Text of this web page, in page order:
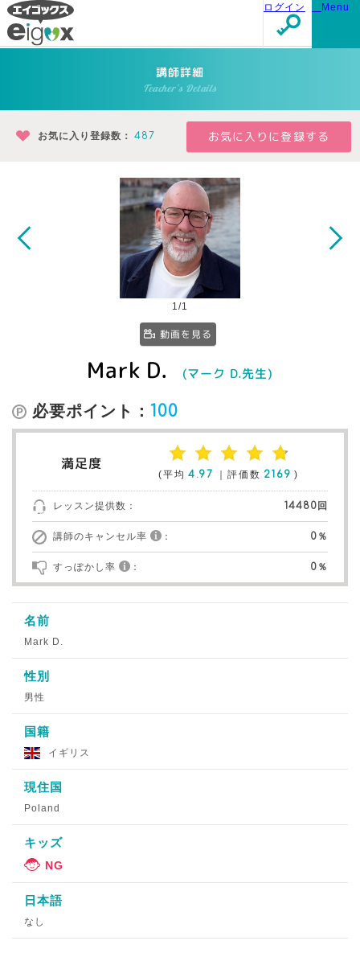
Menu
ログイン
講師詳細
Teacher's Details
1/1
動画を見る
Mark D. (マーク D.先生)
必要ポイント： 100
満足度
(平均 4.97 ｜評価数 2169 )
レッスン提供数： 14480回
講師のキャンセル率 ： 0％
すっぽかし率 ： 0％
お気に入り登録数：487
名前
Mark D.
性別
男性
国籍
イギリス
現住国
Poland
キッズ
日本語
なし